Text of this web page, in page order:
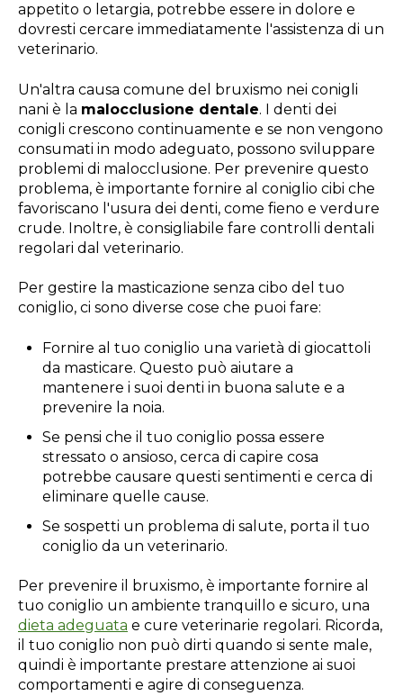
appetito o letargia, potrebbe essere in dolore e
dovresti cercare immediatamente l'assistenza di un
veterinario.
Un'altra causa comune del bruxismo nei conigli
nani è la malocclusione dentale. I denti dei
conigli crescono continuamente e se non vengono
consumati in modo adeguato, possono sviluppare
problemi di malocclusione. Per prevenire questo
problema, è importante fornire al coniglio cibi che
favoriscano l'usura dei denti, come fieno e verdure
crude. Inoltre, è consigliabile fare controlli dentali
regolari dal veterinario.
Per gestire la masticazione senza cibo del tuo
coniglio, ci sono diverse cose che puoi fare:
Fornire al tuo coniglio una varietà di giocattoli
da masticare. Questo può aiutare a
mantenere i suoi denti in buona salute e a
prevenire la noia.
Se pensi che il tuo coniglio possa essere
stressato o ansioso, cerca di capire cosa
potrebbe causare questi sentimenti e cerca di
eliminare quelle cause.
Se sospetti un problema di salute, porta il tuo
coniglio da un veterinario.
Per prevenire il bruxismo, è importante fornire al
tuo coniglio un ambiente tranquillo e sicuro, una
dieta adeguata e cure veterinarie regolari. Ricorda,
il tuo coniglio non può dirti quando si sente male,
quindi è importante prestare attenzione ai suoi
comportamenti e agire di conseguenza.